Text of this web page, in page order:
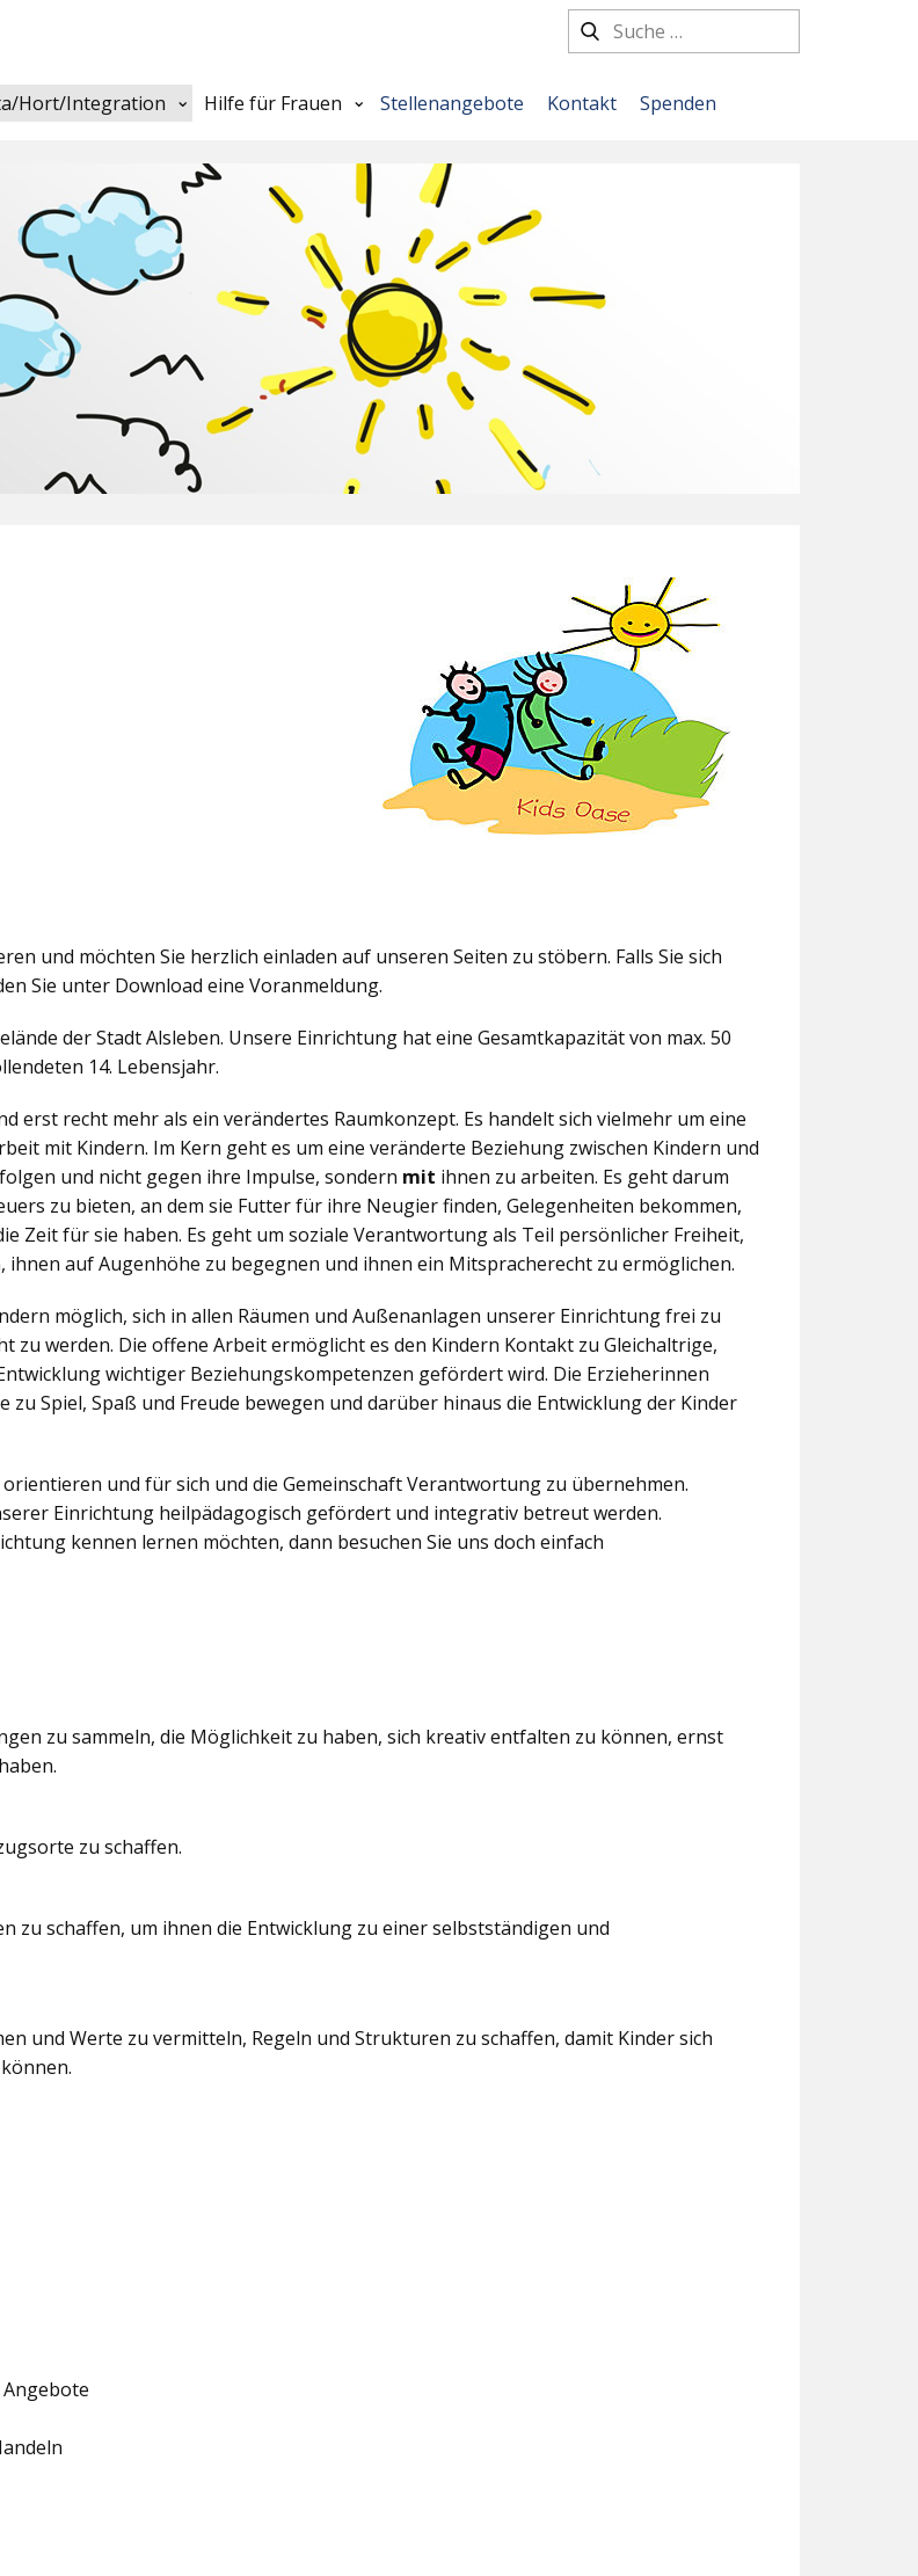
Hort/Integration Hilfe für Frauen Stellenangebote Kontakt Spenden
und möchten Sie herzlich einladen auf unseren Seiten zu stöbern. Falls Sie sich
Sie unter Download eine Voranmeldung.
der Stadt Alsleben. Unsere Einrichtung hat eine Gesamtkapazität von max. 50
14. Lebensjahr.
erst recht mehr als ein verändertes Raumkonzept. Es handelt sich vielmehr um eine
mit Kindern. Im Kern geht es um eine veränderte Beziehung zwischen Kindern und
und nicht gegen ihre Impulse, sondern mit ihnen zu arbeiten. Es geht darum
zu bieten, an dem sie Futter für ihre Neugier finden, Gelegenheiten bekommen,
Zeit für sie haben. Es geht um soziale Verantwortung als Teil persönlicher Freiheit,
auf Augenhöhe zu begegnen und ihnen ein Mitspracherecht zu ermöglichen.
möglich, sich in allen Räumen und Außenanlagen unserer Einrichtung frei zu
zu werden. Die offene Arbeit ermöglicht es den Kindern Kontakt zu Gleichaltrige,
wichtiger Beziehungskompetenzen gefördert wird. Die Erzieherinnen
Spiel, Spaß und Freude bewegen und darüber hinaus die Entwicklung der Kinder
und für sich und die Gemeinschaft Verantwortung zu übernehmen.
Einrichtung heilpädagogisch gefördert und integrativ betreut werden.
kennen lernen möchten, dann besuchen Sie uns doch einfach
zu sammeln, die Möglichkeit zu haben, sich kreativ entfalten zu können, ernst
zu schaffen.
zu schaffen, um ihnen die Entwicklung zu einer selbstständigen und
und Werte zu vermitteln, Regeln und Strukturen zu schaffen, damit Kinder sich